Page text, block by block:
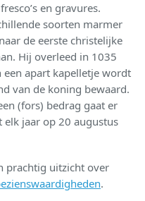
en gravures.
soorten marmer
de eerste christelijke
Hij overleed in 1035
apart kapelletje wordt
van de koning bewaard.
(fors) bedrag gaat er
elk jaar op 20 augustus
prachtig uitzicht over
.